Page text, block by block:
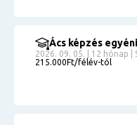
Ács képzés
2026. 09. 05. | 12 hónap |
215.000Ft/félév-tól